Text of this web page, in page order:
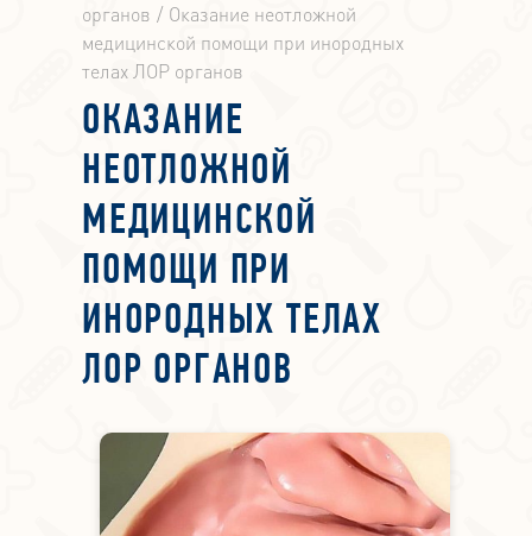
органов
Оказание неотложной
медицинской помощи при инородных
телах ЛОР органов
ОКАЗАНИЕ
НЕОТЛОЖНОЙ
МЕДИЦИНСКОЙ
ПОМОЩИ ПРИ
ИНОРОДНЫХ ТЕЛАХ
ЛОР ОРГАНОВ